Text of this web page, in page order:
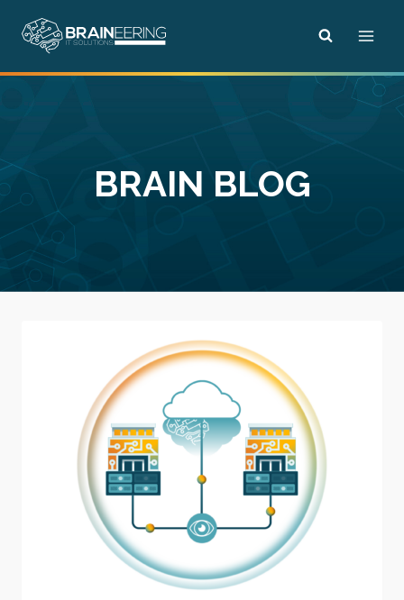
content
BRAIN BLOG